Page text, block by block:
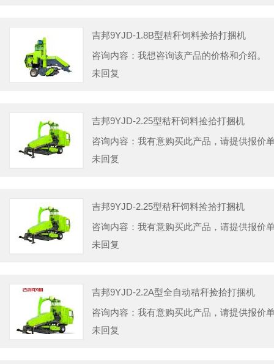
吉邦9YJD-1.8B型秸秆饲料捡拾打捆机
咨询内容：我想咨询该产品的价格和介绍。
未回复
吉邦9YJD-2.25型秸秆饲料捡拾打捆机
咨询内容：我有意购买此产品，请提供报价
未回复
吉邦9YJD-2.25型秸秆饲料捡拾打捆机
咨询内容：我有意购买此产品，请提供报价
未回复
吉邦9YJD-2.2A型全自动秸秆捡拾打捆机
咨询内容：我有意购买此产品，请提供报价
未回复